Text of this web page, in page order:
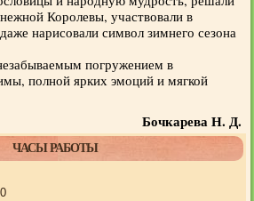
Королевы, участвовали в
нарисовали символ зимнего сезона
погружением в
полной ярких эмоций и мягкой
Бочкарева Н. Д.
ЧАСЫ РАБОТЫ